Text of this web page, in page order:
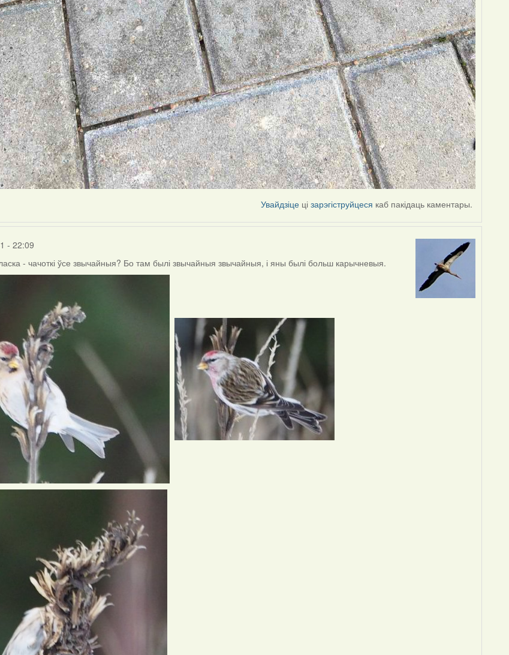
Увайдзіце цізарэгіструйцеся каб пакідаць каментары.
- 22:09
- чачоткі ўсе звычайныя? Бо там былі звычайныя звычайныя, і яны былі больш карычневыя.